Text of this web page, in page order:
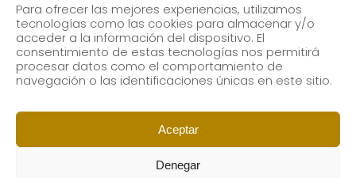
Para ofrecer las mejores experiencias, utilizamos
tecnologías como las cookies para almacenar y/o
acceder a la información del dispositivo. El
consentimiento de estas tecnologías nos permitirá
procesar datos como el comportamiento de
navegación o las identificaciones únicas en este sitio.
Aceptar
Denegar
Subscribe to our newsletter to receive our news by
email.